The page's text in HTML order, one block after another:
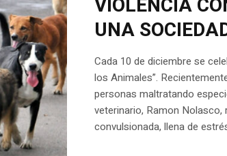
UNA
Cada 10 de diciembre se
los Animales”.
personas maltratando
veterinario, Ramon Nolasco,
convulsionada, llena de